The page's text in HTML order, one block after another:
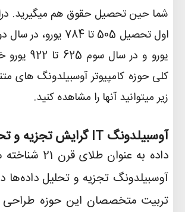
شما حین تحصیل حقوق هم میگیرید.
یورو و در سال
کلی حوزه کامپیوتر آوسبیلدونگ های
زیر میتوانید آنها را مشاهده کنید.
آوسبیلدونگ ITگرایش تجزیه و
داده به عنوان
آوسبیلدونگ تجزیه و تحلیل داده‌ها
تربیت متخصصان این حوزه